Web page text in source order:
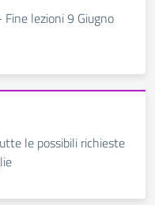
lezioni 9 Giugno
le possibili richieste